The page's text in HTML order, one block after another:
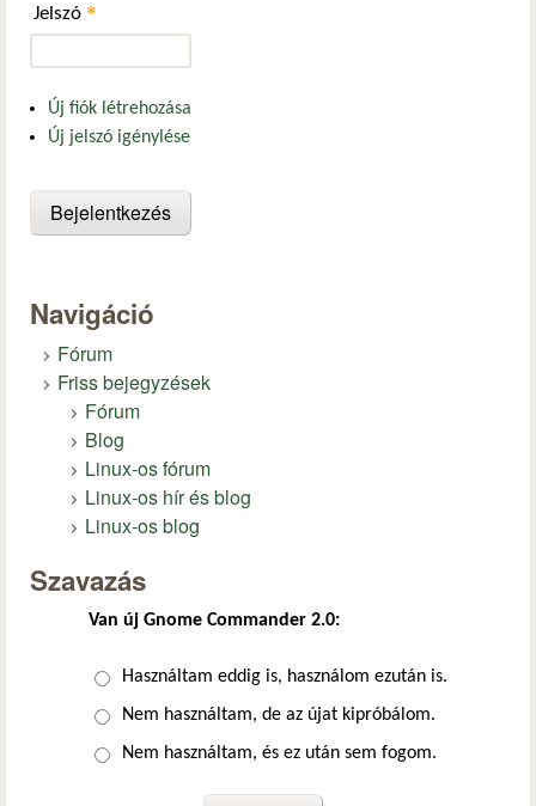
Jelszó *
Új fiók létrehozása
Új jelszó igénylése
Navigáció
Fórum
Friss bejegyzések
Fórum
Blog
Linux-os fórum
Linux-os hír és blog
Linux-os blog
Szavazás
Van új Gnome Commander 2.0:
Választások
Használtam eddig is, használom ezután is.
Nem használtam, de az újat kipróbálom.
Nem használtam, és ez után sem fogom.